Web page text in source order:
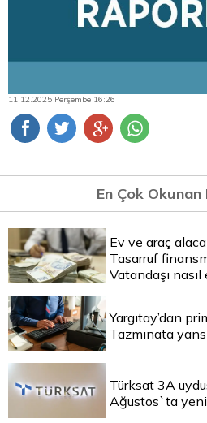
11.12.2025 Perşembe 16:26
En Çok
Ev ve araç
Tasarruf
Vatandaşı
Yargıtay’dan
Tazminata
Türksat 3A
Ağustos`ta